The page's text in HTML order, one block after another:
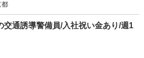
都
交通誘導警備員/入社祝い金あり/週1